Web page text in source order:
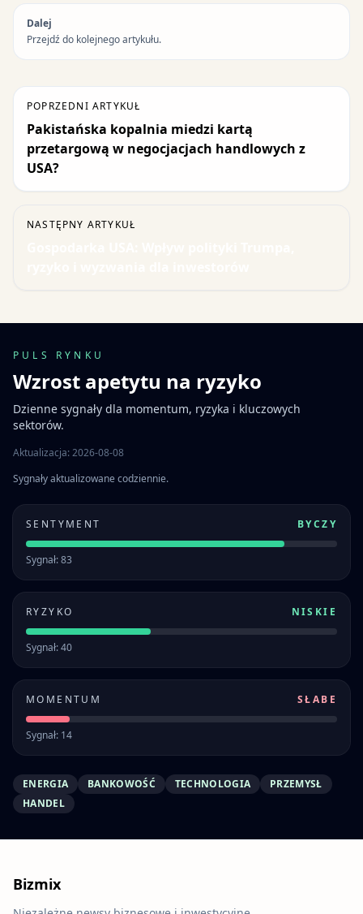
Dalej
Przejdź do kolejnego artykułu.
POPRZEDNI ARTYKUŁ
Pakistańska kopalnia miedzi kartą
przetargową w negocjacjach handlowych z
USA?
NASTĘPNY ARTYKUŁ
PULS RYNKU
Wzrost apetytu na ryzyko
Dzienne sygnały dla momentum, ryzyka i kluczowych
sektorów.
Aktualizacja: 2026-08-08
Sygnały aktualizowane codziennie.
SENTYMENT BYCZY
Sygnał: 83
RYZYKO NISKIE
Sygnał: 40
MOMENTUM SŁABE
Sygnał: 14
ENERGIA BANKOWOŚĆ TECHNOLOGIA
PRZEMYSŁ
HANDEL
Bizmix